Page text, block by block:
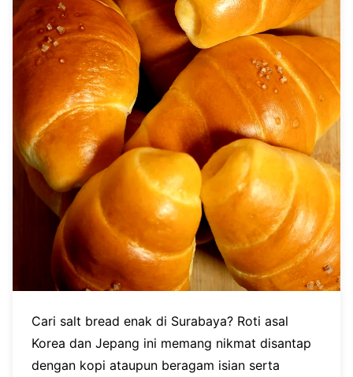
Cari salt bread enak di Surabaya? Roti asal
Korea dan Jepang ini memang nikmat disantap
dengan kopi ataupun beragam isian serta